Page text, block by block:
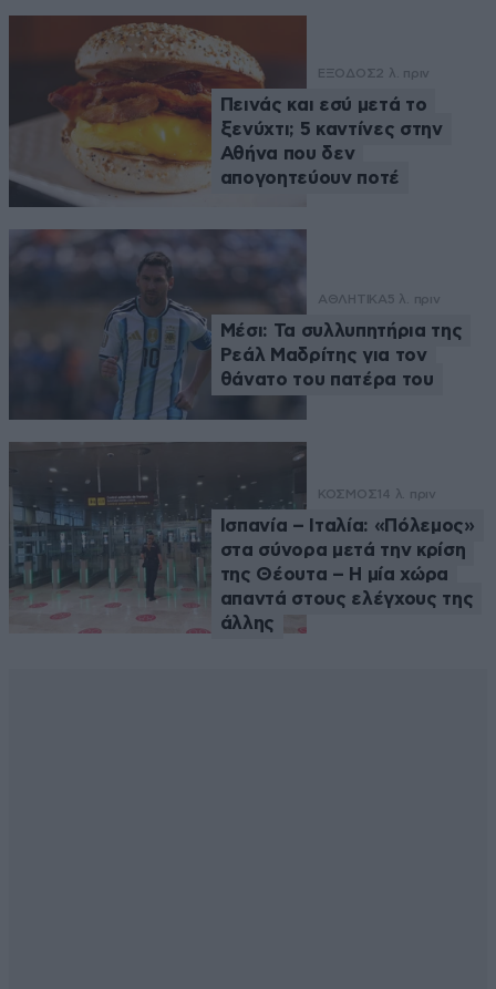
ΕΞΟΔΟΣ2 λ. πριν
Πεινάς και εσύ μετά το
ξενύχτι; 5 καντίνες στην
Αθήνα που δεν
απογοητεύουν ποτέ
ΑΘΛΗΤΙΚΑ5 λ. πριν
Μέσι: Τα συλλυπητήρια της
Ρεάλ Μαδρίτης για τον
θάνατο του πατέρα του
ΚΟΣΜΟΣ 14 λ. πριν
Ισπανία – Ιταλία: «Πόλεμος»
στα σύνορα μετά την κρίση
της Θέουτα – Η μία χώρα
απαντά στους ελέγχους της
άλλης